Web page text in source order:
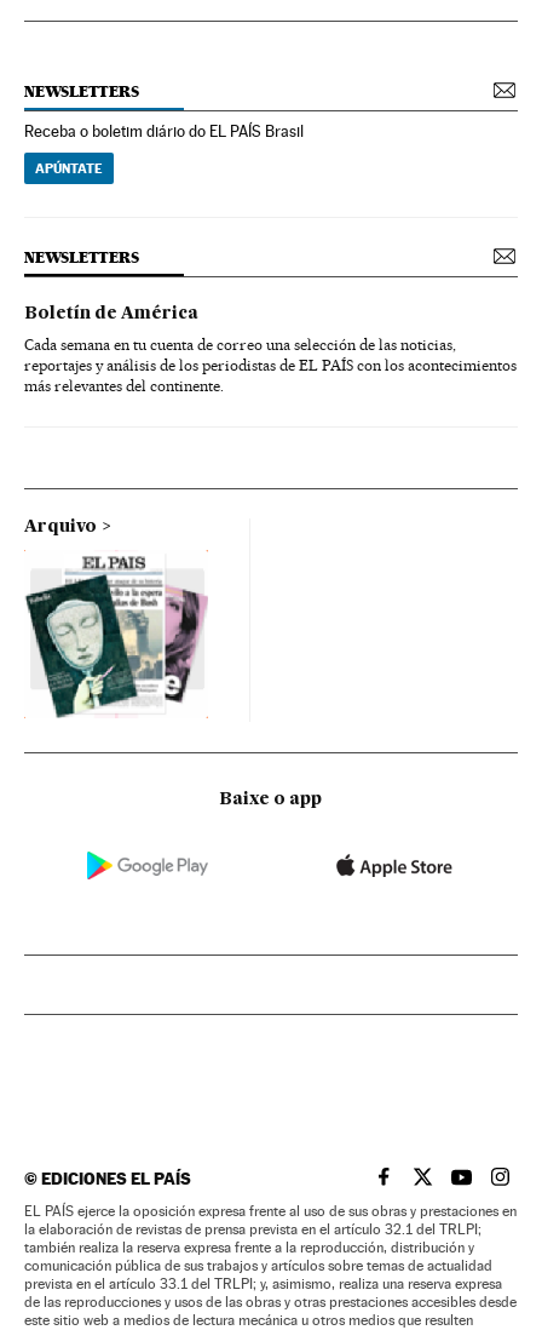
NEWSLETTERS
Receba o boletim diário do EL PAÍS Brasil
APÚNTATE
NEWSLETTERS
Boletín de América
Cada semana en tu cuenta de correo una selección de las noticias,
reportajes y análisis de los periodistas de EL PAÍS con los acontecimientos
más relevantes del continente.
Arquivo
Baixe o app
©EDICIONES EL PAÍS EL PAÍS BRASIL EN
EL PAÍSEL PAÍS
EL
EL PAÍS ejerce la oposición expresa frente al uso de sus obras y prestaciones en
la elaboración de revistas de prensa prevista en el artículo 32.1 del TRLPI;
también realiza la reserva expresa frente a la reproducción, distribución y
comunicación pública de sus trabajos y artículos sobre temas de actualidad
prevista en el artículo 33.1 del TRLPI; y, asimismo, realiza una reserva expresa
de las reproducciones y usos de las obras y otras prestaciones accesibles desde
este sitio web a medios de lectura mecánica u otros medios que resulten